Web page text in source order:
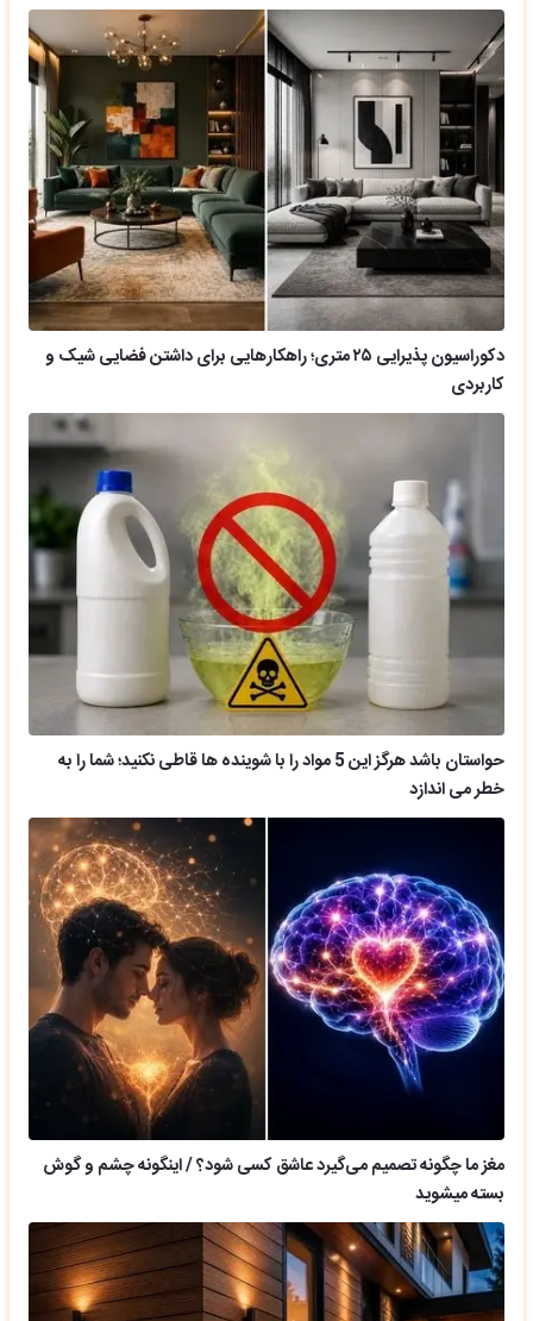
دکوراسیون پذیرایی ۲۵ متری؛ راهکارهایی برای داشتن فضایی شیک و
کاربردی
حواستان باشد هرگز این 5 مواد را با شوینده ها قاطی نکنید؛ شما را به
خطر می اندازد
مغز ما چگونه تصمیم می‌گیرد عاشق کسی شود؟ / اینگونه چشم و گوش
بسته میشوید